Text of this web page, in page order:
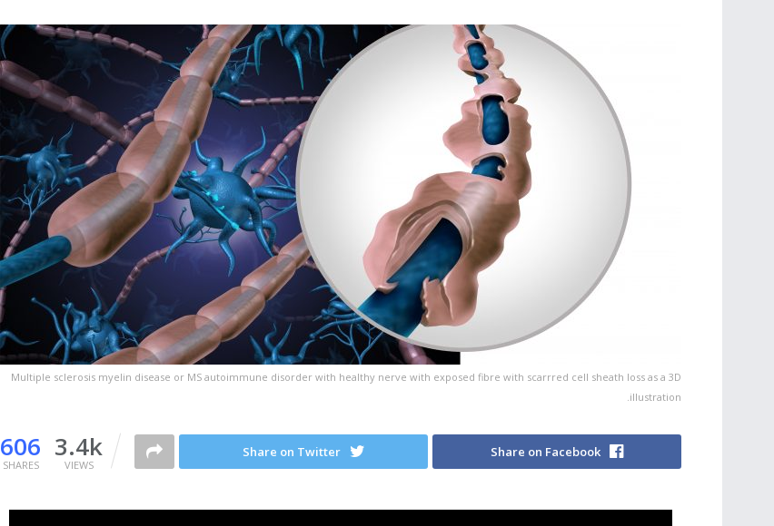
Multiple sclerosis myelin disease or MS autoimmune disorder with healthy nerve with exposed fibre with scarrred cell sheath loss as a 3D
illustration.
606
SHARES
3.4k
VIEWS
Share on Facebook
Share on Twitter